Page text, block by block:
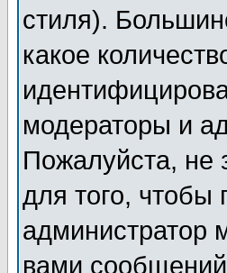
стиля).
какое
модераторы и
Пожалуйста, не
для того, чтобы
администратор
вами